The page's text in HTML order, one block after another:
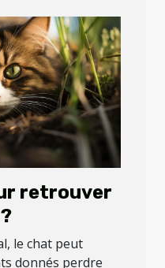
retrouver
le chat peut
donnés perdre